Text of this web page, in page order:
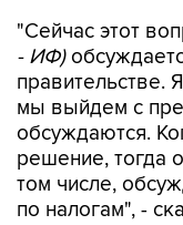
"Сейчас этот
- ИФ)
правительстве.
мы выйдем с
обсуждаются.
решение, тогда
том числе,
по налогам", -